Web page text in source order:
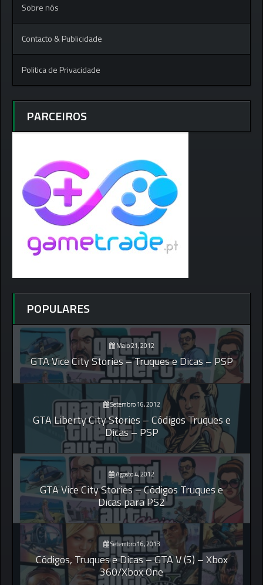
Sobre nós
Contacto & Publicidade
Politica de Privacidade
PARCEIROS
POPULARES
Maio 21, 2012
GTA Vice City Stories – Truques e Dicas – PSP
Setembro 16, 2012
GTA Liberty City Stories – Códigos Truques e
Dicas – PSP
Agosto 4, 2012
GTA Vice City Stories – Códigos Truques e
Dicas para PS2
Setembro 16, 2013
Códigos, Truques e Dicas – GTA V (5) – Xbox
360/Xbox One